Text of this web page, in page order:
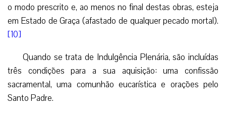
o modo prescrito e, ao menos no final destas obras, esteja
em Estado de Graça (afastado de qualquer pecado mortal).
[10]
Quando se trata de Indulgência Plenária, são incluídas
três condições para a sua aquisição: uma confissão
sacramental, uma comunhão eucarística e orações pelo
Santo Padre.